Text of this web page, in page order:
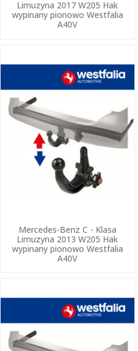
Limuzyna 2017 W205 Hak
wypinany pionowo Westfalia
A40V
Mercedes-Benz C - Klasa
Limuzyna 2013 W205 Hak
wypinany pionowo Westfalia
A40V